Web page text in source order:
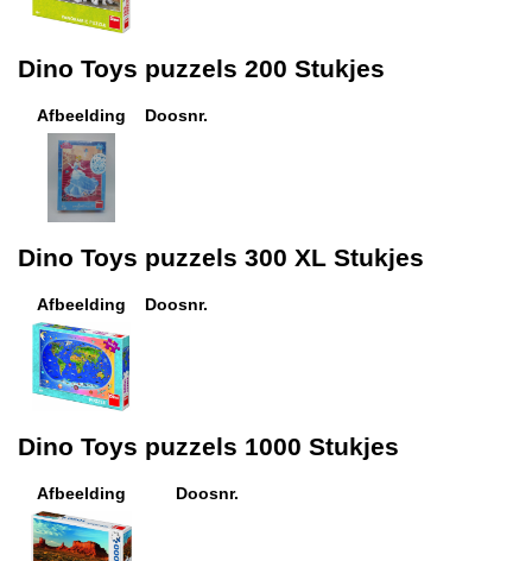
Dino Toys puzzels 200 Stukjes
Afbeelding Doosnr.
Dino Toys puzzels 300 XL Stukjes
Afbeelding Doosnr.
Dino Toys puzzels 1000 Stukjes
Afbeelding Doosnr.